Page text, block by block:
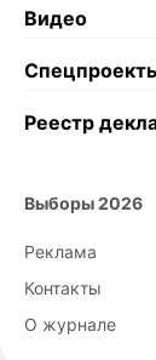
Видео
Реестр
Выборы 2026
Реклама
Контакты
О журнале